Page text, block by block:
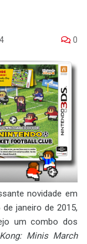
0
novidade em
de janeiro de 2015,
um combo dos
Minis March